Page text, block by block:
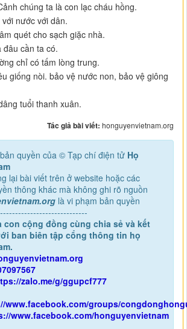
chúng ta là con lạc cháu hồng.
nước với dân.
quét cho sạch giặc nhà.
đâu cần ta có.
chỉ có tấm lòng trung.
giống nòi. bảo vệ nước non, bảo vệ giông
tuổi thanh xuân.
Tác giả bài viết: honguyenvietnam.org
quyền của © Tạp chí điện tử Họ
lại bài viết trên ở website hoặc các
thông khác mà không ghi rõ nguồn
là vi phạm bản quyền
con cộng đồng cùng chia sẻ và kết
ban biên tập cổng thông tin họ
zalo.me/g/ggupcf777
www.facebook.com/groups/
www.facebook.com/honguyenvietnam